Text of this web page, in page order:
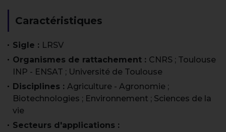
Fil
Caractéristiques
Sigle : LRSV
Organismes de rattachement : CNRS ; Toulouse
INP - ENSAT ; Université de Toulouse
Disciplines : Agriculture - Agronomie ;
Biotechnologies ; Environnement ; Sciences de la
vie
Secteurs d'applications :